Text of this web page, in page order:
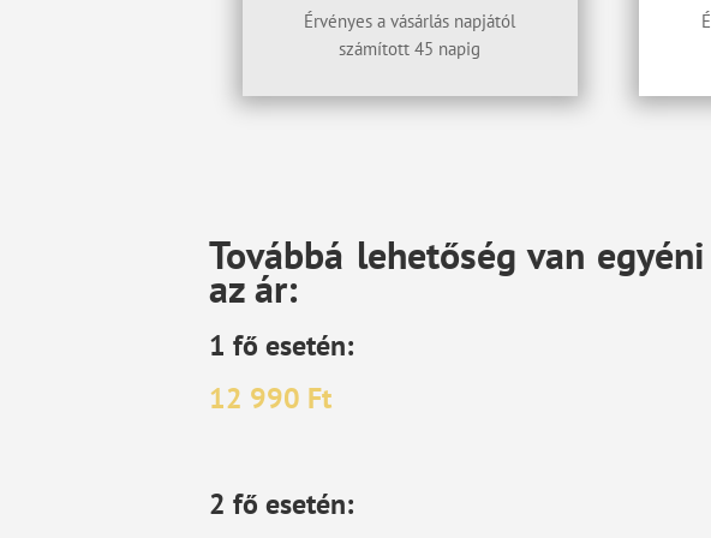
Érvényes a vásárlás napjától
számított 45 napig
Továbbá lehetőség van
az ár:
1fő esetén:
12 990 Ft
2főesetén: